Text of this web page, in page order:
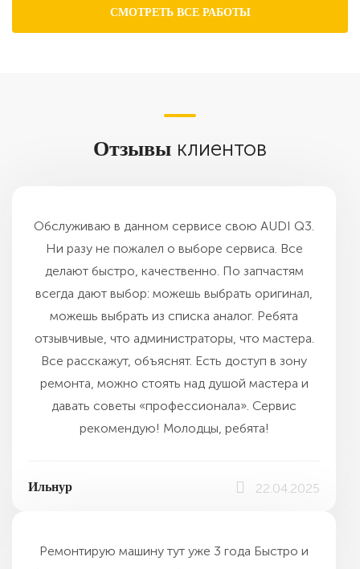
СМОТРЕТЬ ВСЕ РАБОТЫ
Отзывы клиентов
Обслуживаю в данном сервисе свою AUDI Q3.
Ни разу не пожалел о выборе сервиса. Все
делают быстро, качественно. По запчастям
всегда дают выбор: можешь выбрать оригинал,
можешь выбрать из списка аналог. Ребята
отзывчивые, что администраторы, что мастера.
Все расскажут, объяснят. Есть доступ в зону
ремонта, можно стоять над душой мастера и
давать советы «профессионала». Сервис
рекомендую! Молодцы, ребята!
Ильнур 22.04.2025
Ремонтирую машину тут уже 3 года Быстро и